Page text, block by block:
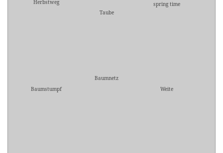
Herbstweg
Taube
spring time
Baumstumpf
Baumnetz
Weite